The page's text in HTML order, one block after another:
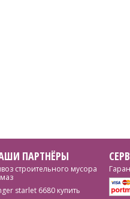
ПАРТНЁРЫ
строительного мусора
starlet 6680 купить